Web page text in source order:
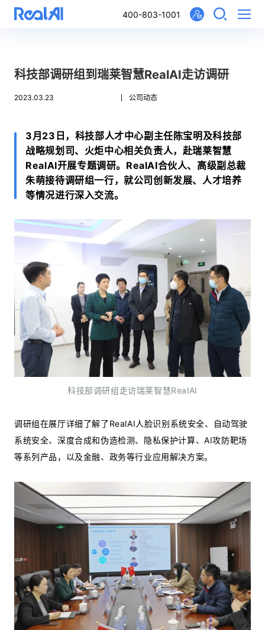
400-803-1001
科技部调研组到瑞莱智慧RealAI走访调研
2023.03.23 公司动态
3月23日，科技部人才中心副主任陈宝明及科技部
战略规划司、火炬中心相关负责人，赴瑞莱智慧
RealAI开展专题调研。RealAI合伙人、高级副总裁
朱萌接待调研组一行，就公司创新发展、人才培养
等情况进行深入交流。
科技部调研组走访瑞莱智慧RealAI
调研组在展厅详细了解了RealAI⼈脸识别系统安全、自动驾驶
系统安全、深度合成和伪造检测、隐私保护计算、AI攻防靶场
等系列产品，以及金融、政务等行业应用解决⽅案。